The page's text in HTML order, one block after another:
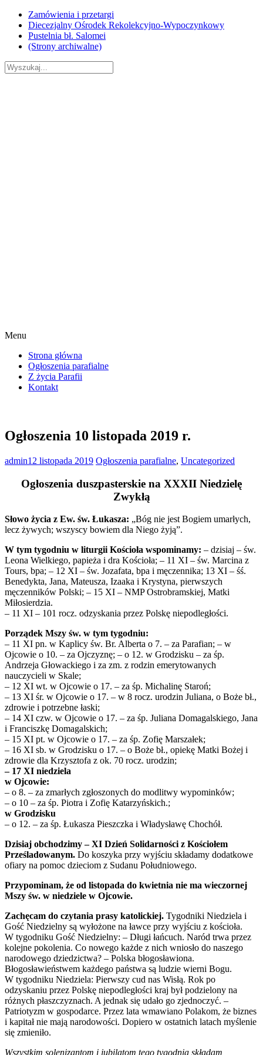
Skip
content
Zamówienia i przetargi
Diecezjalny Ośrodek Rekolekcyjno-Wypoczynkowy
Pustelnia bł. Salomei
(Strony archiwalne)
Menu
Strona główna
Ogłoszenia parafialne
Z życia Parafii
Kontakt
Ogłoszenia 10 listopada 2019 r.
admin12 listopada 2019 Ogłoszenia parafialne, Uncategorized
Ogłoszenia duszpasterskie na XXXII Niedzielę
Zwykłą
Słowo życia z Ew. św. Łukasza: „Bóg nie jest Bogiem umarłych,
lecz żywych; wszyscy bowiem dla Niego żyją”.
W tym tygodniu w liturgii Kościoła wspominamy: – dzisiaj – św.
Leona Wielkiego, papieża i dra Kościoła; – 11 XI – św. Marcina z
Tours, bpa; – 12 XI – św. Jozafata, bpa i męczennika; 13 XI – śś.
Benedykta, Jana, Mateusza, Izaaka i Krystyna, pierwszych
męczenników Polski; – 15 XI – NMP Ostrobramskiej, Matki
Miłosierdzia.
– 11 XI – 101 rocz. odzyskania przez Polskę niepodległości.
Porządek Mszy św. w tym tygodniu:
– 11 XI pn. w Kaplicy św. Br. Alberta o 7. – za Parafian; – w
Ojcowie o 10. – za Ojczyznę; – o 12. w Grodzisku – za śp.
Andrzeja Głowackiego i za zm. z rodzin emerytowanych
nauczycieli w Skale;
– 12 XI wt. w Ojcowie o 17. – za śp. Michalinę Staroń;
– 13 XI śr. w Ojcowie o 17. – w 8 rocz. urodzin Juliana, o Boże bł.,
zdrowie i potrzebne łaski;
– 14 XI czw. w Ojcowie o 17. – za śp. Juliana Domagalskiego, Jana
i Franciszkę Domagalskich;
– 15 XI pt. w Ojcowie o 17. – za śp. Zofię Marszałek;
– 16 XI sb. w Grodzisku o 17. – o Boże bł., opiekę Matki Bożej i
zdrowie dla Krzysztofa z ok. 70 rocz. urodzin;
– 17 XI niedziela
w Ojcowie:
– o 8. – za zmarłych zgłoszonych do modlitwy wypominków;
– o 10 – za śp. Piotra i Zofię Katarzyńskich.;
w Grodzisku
– o 12. – za śp. Łukasza Pieszczka i Władysławę Chochół.
Dzisiaj obchodzimy – XI Dzień Solidarności z Kościołem
Prześladowanym. Do koszyka przy wyjściu składamy dodatkowe
ofiary na pomoc dzieciom z Sudanu Południowego.
Przypominam, że od listopada do kwietnia nie ma wieczornej
Mszy św. w niedziele w Ojcowie.
Zachęcam do czytania prasy katolickiej. Tygodniki Niedziela i
Gość Niedzielny są wyłożone na ławce przy wyjściu z kościoła.
W tygodniku Gość Niedzielny: – Długi łańcuch. Naród trwa przez
kolejne pokolenia. Co nowego każde z nich wniosło do naszego
narodowego dziedzictwa? – Polska błogosławiona.
Błogosławieństwem każdego państwa są ludzie wierni Bogu.
W tygodniku Niedziela: Pierwszy cud nas Wisłą. Rok po
odzyskaniu przez Polskę niepodległości kraj był podzielony na
różnych płaszczyznach. A jednak się udało go zjednoczyć. –
Patriotyzm w gospodarce. Przez lata wmawiano Polakom, że biznes
i kapitał nie mają narodowości. Dopiero w ostatnich latach myślenie
się zmieniło.
Wszystkim solenizantom i jubilatom tego tygodnia składam